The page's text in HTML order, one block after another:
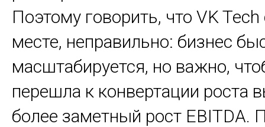
Поэтому говорить, что VK Tech
месте, неправильно: бизнес
масштабируется, но важно,
перешла к конвертации роста
более заметный рост EBITDA.